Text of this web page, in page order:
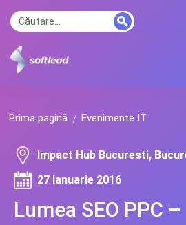
Prima pagină Evenimente IT
Lumea SEO PPC
Impact Hub Bucuresti,
27 Ianuarie 2016